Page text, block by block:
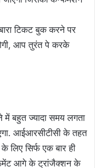
टिकट बुक करने पर
आप तुरंत पे करके
बहुत ज्यादा समय लगता
आईआरसीटीसी के तहत
सिर्फ एक बार ही
आगे के ट्रांजैक्शन के